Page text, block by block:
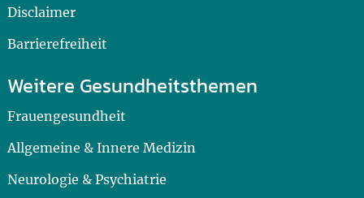
Disclaimer
Barrierefreiheit
Weitere Gesundheitsthemen
Frauengesundheit
Allgemeine & Innere Medizin
Neurologie & Psychiatrie